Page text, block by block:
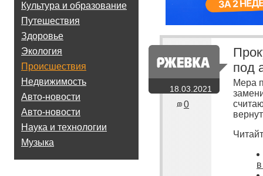
Культура и образование
Путешествия
Здоровье
Экология
Происшествия
Недвижимость
Авто-новости
Авто-новости
Наука и технологии
Музыка
18.03.2021
0
под
Мера